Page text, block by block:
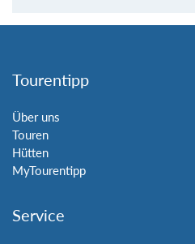
Tourentipp
Über uns
Touren
Hütten
MyTourentipp
Service